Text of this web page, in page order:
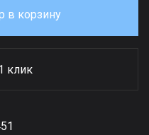
в корзину
клик